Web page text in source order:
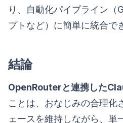
り、自動化パイプライン（
プトなど）に簡単に統合で
結論
OpenRouterと連携した
ことは、おなじみの合理化
ェースを維持しながら、単